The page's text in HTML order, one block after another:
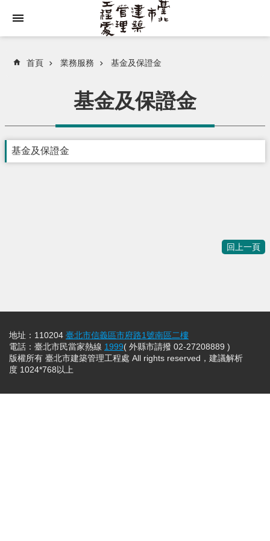
首頁 業務服務 基⾦及保證⾦
基⾦及保證⾦
基金及保證金
回上一頁
地址：110204 臺北市信義區市府路1號南區二樓
電話：臺北市民當家熱線 1999( 外縣市請撥 02-27208889 )
版權所有 臺北市建築管理工程處 All rights reserved，建議解析
度 1024*768以上